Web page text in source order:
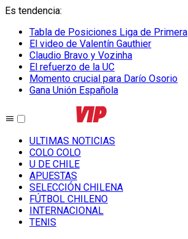
Es tendencia:
Tabla de Posiciones Liga de Primera
El video de Valentín Gauthier
Claudio Bravo y Vozinha
El refuerzo de la UC
Momento crucial para Darío Osorio
Gana Unión Española
ULTIMAS NOTICIAS
COLO COLO
U DE CHILE
APUESTAS
SELECCIÓN CHILENA
FÚTBOL CHILENO
INTERNACIONAL
TENIS